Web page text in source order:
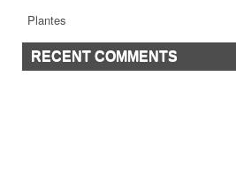
Plantes
RECENT COMMENTS